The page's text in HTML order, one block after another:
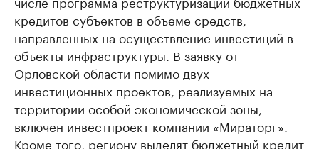
кредитов субъектов в объеме средств,
направленных на осуществление инвестиций в
объекты инфраструктуры. В заявку от
Орловской области помимо двух
инвестиционных проектов, реализуемых на
территории особой экономической зоны,
включен инвестпроект компании «Мираторг».
Кроме того, региону выделят бюджетный кредит